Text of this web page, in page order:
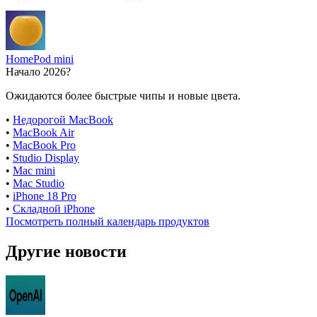
HomePod mini
Начало 2026?
Ожидаются более быстрые чипы и новые цвета.
• Недорогой MacBook
• MacBook Air
• MacBook Pro
• Studio Display
• Mac mini
• Mac Studio
• iPhone 18 Pro
• Складной iPhone
Посмотреть полный календарь продуктов
Другие новости